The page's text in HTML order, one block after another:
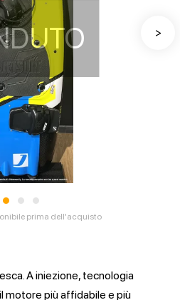
>
• • •
prima dell'acquisto
A iniezione, tecnologia
motore più affidabile e più